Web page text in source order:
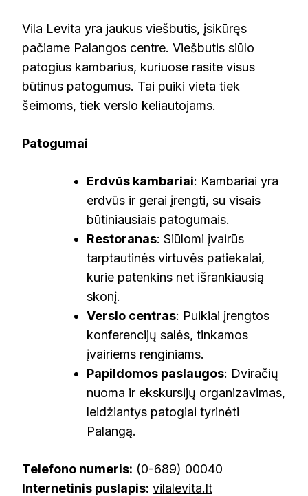
Vila Levita yra jaukus viešbutis, įsikūręs
pačiame Palangos centre. Viešbutis siūlo
patogius kambarius, kuriuose rasite visus
būtinus patogumus. Tai puiki vieta tiek
šeimoms, tiek verslo keliautojams.
Patogumai
Erdvūs kambariai: Kambariai yra
erdvūs ir gerai įrengti, su visais
būtiniausiais patogumais.
Restoranas: Siūlomi įvairūs
tarptautinės virtuvės patiekalai,
kurie patenkins net išrankiausią
skonį.
Verslo centras: Puikiai įrengtos
konferencijų salės, tinkamos
įvairiems renginiams.
Papildomos paslaugos: Dviračių
nuoma ir ekskursijų organizavimas,
leidžiantys patogiai tyrinėti
Palangą.
Telefono numeris: (0-689) 00040
Internetinis puslapis: vilalevita.lt